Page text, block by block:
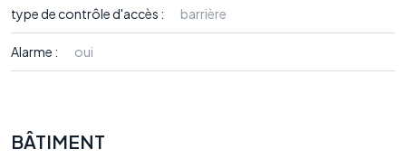
type de contrôle d'accès : barrière
Alarme : oui
BÂTIMENT